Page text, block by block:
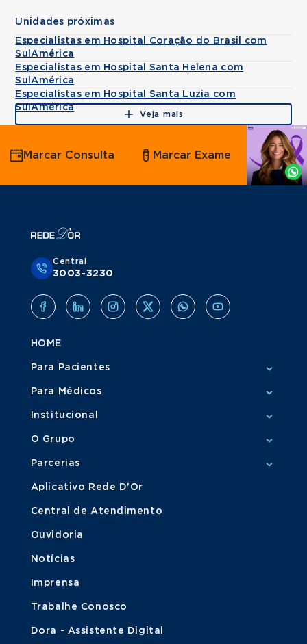
Unidades próximas
Especialistas em Hospital Coração do Brasil com
SulAmérica
Especialistas em Hospital Santa Helena com
SulAmérica
Especialistas em Hospital Santa Luzia com
SulAmérica
Veja mais
Agende
por
Whatsapp
Marcar Consulta Marcar Exame
Central
3003-3230
HOME
Para Pacientes
Para Médicos
Institucional
O Grupo
Parcerias
Aplicativo Rede D'Or
Central de Atendimento
Ouvidoria
Notícias
Imprensa
Trabalhe Conosco
Dora - Assistente Digital